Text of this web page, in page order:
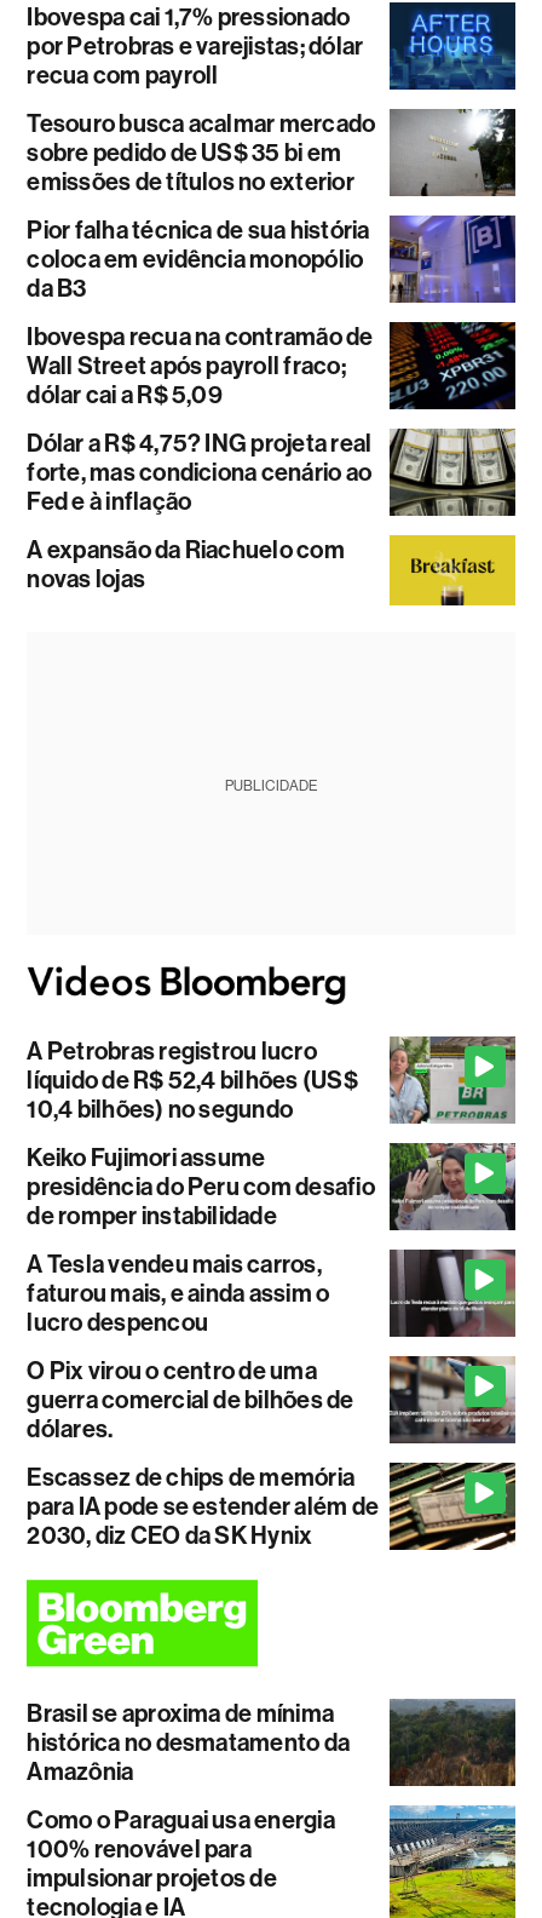
Ibovespa cai 1,7% pressionado
por Petrobras e varejistas; dólar
recua com payroll
Tesouro busca acalmar mercado
sobre pedido de US$ 35 bi em
emissões de títulos no exterior
Pior falha técnica de sua história
coloca em evidência monopólio
da B3
Ibovespa recua na contramão de
Wall Street após payroll fraco;
dólar cai a R$ 5,09
Dólar a R$ 4,75? ING projeta real
forte, mas condiciona cenário ao
Fed e à inflação
A expansão da Riachuelo com
novas lojas
PUBLICIDADE
A Petrobras registrou lucro
líquido de R$ 52,4 bilhões (US$
10,4 bilhões) no segundo
Keiko Fujimori assume
presidência do Peru com desafio
de romper instabilidade
A Tesla vendeu mais carros,
faturou mais, e ainda assim o
lucro despencou
O Pix virou o centro de uma
guerra comercial de bilhões de
dólares.
Escassez de chips de memória
para IA pode se estender além de
2030, diz CEO da SK Hynix
Brasil se aproxima de mínima
histórica no desmatamento da
Amazônia
Como o Paraguai usa energia
100% renovável para
impulsionar projetos de
tecnologia e IA